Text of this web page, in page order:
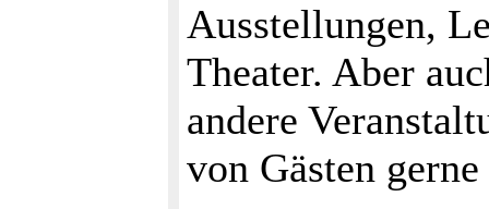
Ausstellungen,
Theater. Aber
andere
von Gästen